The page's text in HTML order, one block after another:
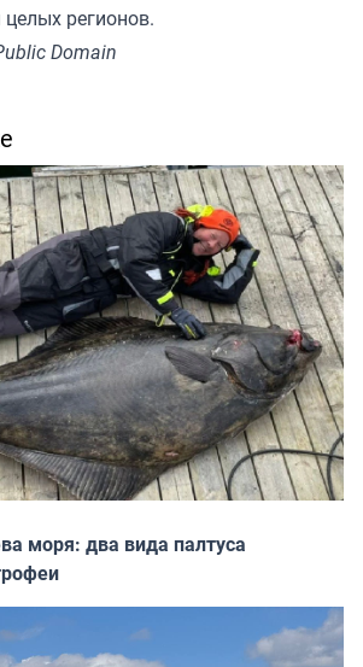
регионов.
Domain
моря: два вида палтуса